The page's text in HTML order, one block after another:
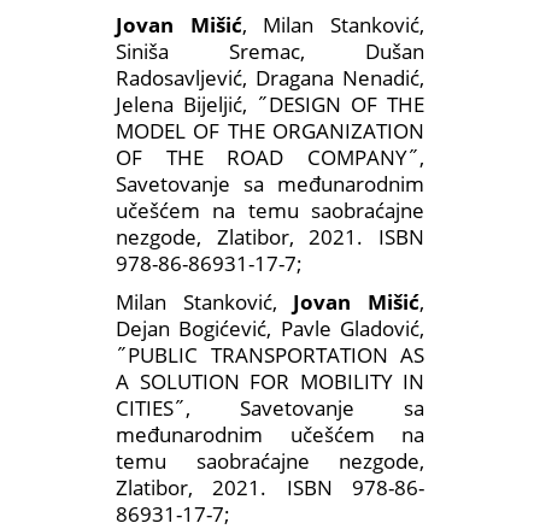
Jovan Mišić, Milan Stanković,
Siniša Sremac, Dušan
Radosavljević, Dragana Nenadić,
Jelena Bijeljić, ˝DESIGN OF THE
MODEL OF THE ORGANIZATION
OF THE ROAD COMPANY˝,
Savetovanje sa međunarodnim
učešćem na temu saobraćajne
nezgode, Zlatibor, 2021. ISBN
978-86-86931-17-7;
Milan Stanković, Jovan Mišić,
Dejan Bogićević, Pavle Gladović,
˝PUBLIC TRANSPORTATION AS
A SOLUTION FOR MOBILITY IN
CITIES˝, Savetovanje sa
međunarodnim učešćem na
temu saobraćajne nezgode,
Zlatibor, 2021. ISBN 978-86-
86931-17-7;